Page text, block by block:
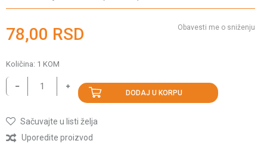
78,00 RSD Obavesti me o sniženju
Količina: 1 KOM
DODAJ U KORPU
Sačuvajte u listi želja
Uporedite proizvod